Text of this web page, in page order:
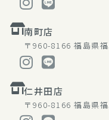
南町店
〒960-8166 福島県
仁井田店
〒960-8166 福島県